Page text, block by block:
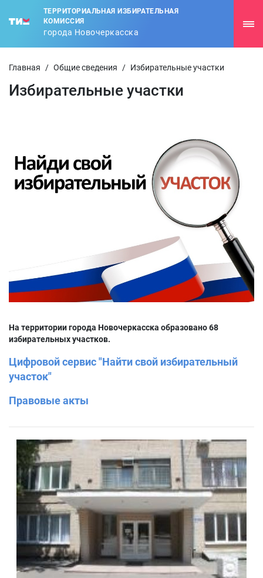
ТЕРРИТОРИАЛЬНАЯ ИЗБИРАТЕЛЬНАЯ
КОМИССИЯ
города Новочеркасска
Главная / Общие сведения / Избирательные участки
Избирательные участки
На территории города Новочеркасска образовано 68
избирательных участков.
Цифровой сервис "Найти свой избирательный
участок"
Правовые акты